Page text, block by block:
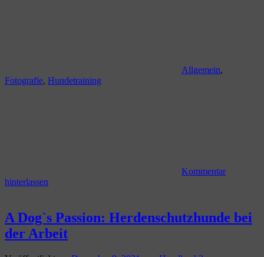
Allgemein,
Fotografie, Hundetraining
Kommentar
hinterlassen
A Dog`s Passion: Herdenschutzhunde bei
der Arbeit